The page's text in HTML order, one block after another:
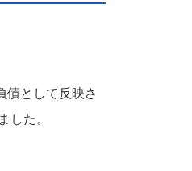
債として反映さ
した。